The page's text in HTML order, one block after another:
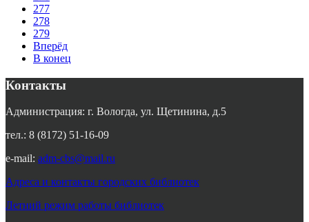
277
278
279
Вперёд
В конец
Контакты
Администрация: г. Вологда, ул. Щетинина, д.5
тел.: 8 (8172) 51-16-09
e-mail: adm-cbs@mail.ru
Адреса и контакты городских библиотек
Летний режим работы библиотек